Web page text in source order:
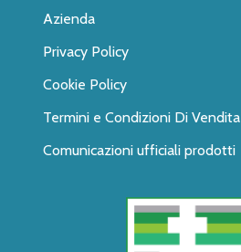
Azienda
Privacy Policy
Cookie Policy
Termini e Condizioni Di Vendita
Comunicazioni ufficiali prodotti